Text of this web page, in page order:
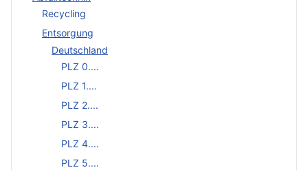
Recycling
Entsorgung
Deutschland
PLZ 0....
PLZ 1....
PLZ 2....
PLZ 3....
PLZ 4....
PLZ 5....